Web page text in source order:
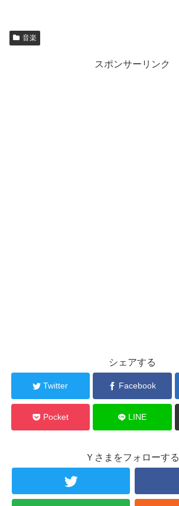
音楽
スポンサーリンク
シェアする
Twitter Facebook
Pocket LINE
Ｙさまをフォローする